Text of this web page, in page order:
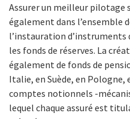
Assurer un meilleur
également dans l’ensemble
l’instauration
les fonds de réserves. La
également de fonds de
Italie, en Suède, en Pologne,
comptes notionnels -
lequel chaque assuré est